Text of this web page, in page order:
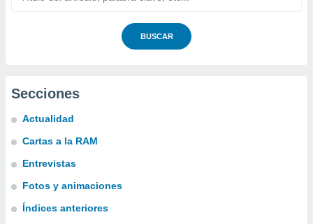
BUSCAR
Secciones
Actualidad
Cartas a la RAM
Entrevistas
Fotos y animaciones
Índices anteriores